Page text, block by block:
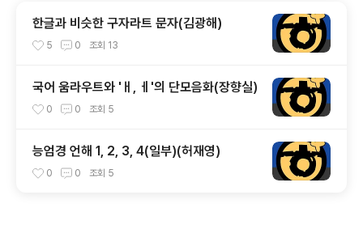
한글과 비슷한 구자라트 문자(김광해)
5 0 조회 13
국어 움라우트와 'ㅐ, ㅔ'의 단모음화(장향실)
0 0 조회 5
능엄경 언해 1, 2, 3, 4(일부)(허재영)
0 0 조회 5